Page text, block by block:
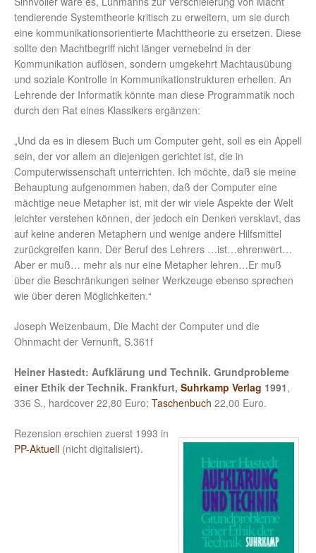
tendierende Systemtheorie kritisch zu erweitern, um sie durch
eine kommunikationsorientierte Machttheorie zu ersetzen. Diese
sollte den Machtbegriff nicht länger vernebelnd in der
Kommunikation auflösen, sondern umgekehrt Machtausübung
und soziale Kontrolle in Kommunikationstrukturen erhellen. An
Lehrende der Informatik könnte man diese Programmatik noch
durch den Rat eines Klassikers ergänzen:
„Und da es in diesem Buch um Computer geht, soll es ein Appell
sein, der vor allem an diejenigen gerichtet ist, die in
Computerwissenschaft unterrichten. Ich möchte, daß sie meine
Behauptung aufgenommen haben, daß der Computer eine
mächtige neue Metapher ist, mit der wir viele Aspekte der Welt
leichter verstehen können, der jedoch ein Denken versklavt, das
auf keine anderen Metaphern und wenige andere Hilfsmittel
zurückgreifen kann. Der Beruf des Lehrers …ist…ehrenwert…
Aber er muß… mehr als nur eine Metapher lehren…Er muß
über die Beschränkungen seiner Werkzeuge ebenso sprechen
wie über deren Möglichkeiten.“
Joseph Weizenbaum, Die Macht der Computer und die
Ohnmacht der Vernunft, S.361f
Heiner Hastedt: Aufklärung und Technik. Grundprobleme
einer Ethik der Technik. Frankfurt, Suhrkamp Verlag 1991,
336 S., hardcover 22,80 Euro; Taschenbuch 22,00 Euro.
Rezension erschien zuerst 1993 in
PP-Aktuell (nicht digitalisiert).